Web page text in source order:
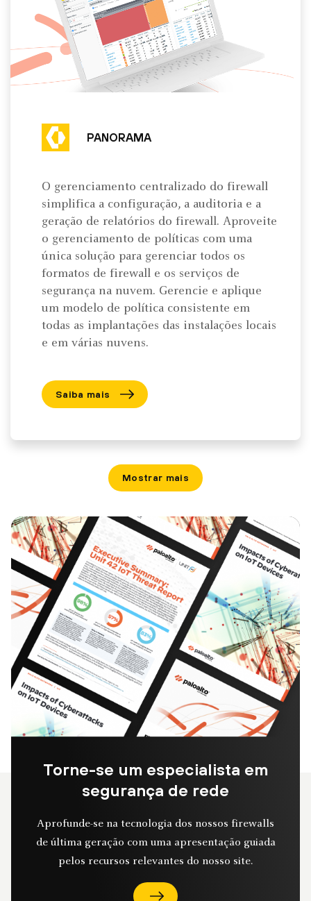
PANORAMA
O gerenciamento centralizado do firewall
simplifica a configuração, a auditoria e a
geração de relatórios do firewall. Aproveite
o gerenciamento de políticas com uma
única solução para gerenciar todos os
formatos de firewall e os serviços de
segurança na nuvem. Gerencie e aplique
um modelo de política consistente em
todas as implantações das instalações locais
e em várias nuvens.
Saiba mais
Mostrar mais
Torne-se um especialista em
segurança de rede
Aprofunde-se na tecnologia dos nossos firewalls
de última geração com uma apresentação guiada
pelos recursos relevantes do nosso site.